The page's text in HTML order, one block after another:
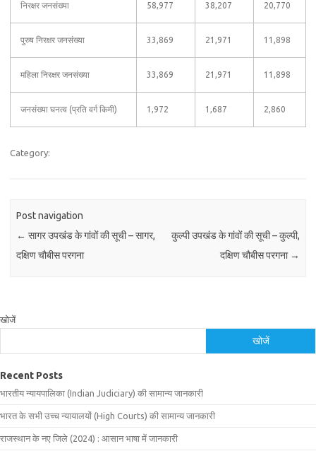
निरक्षर जनसंख्या 58,977 38,207 20,770
पुरुष निरक्षर जनसंख्या 33,869 21,971 11,898
महिला निरक्षर जनसंख्या 33,869 21,971 11,898
जनसंख्या घनत्व (प्रति वर्ग किमी) 1,972 1,687 2,860
Category:
Post navigation
← सागर उपखंड के गांवों की सूची – सागर,
दक्षिण चौबीस परगना
कुल्पी उपखंड के गांवों की सूची – कुल्पी,
दक्षिण चौबीस परगना →
खोजें
खोजें
Recent Posts
भारतीय न्यायपालिका (Indian Judiciary) की सामान्य जानकारी
भारत के सभी उच्च न्यायालयों (High Courts) की सामान्य जानकारी
राजस्थान के नए जिले (2024) : आसान भाषा में जानकारी